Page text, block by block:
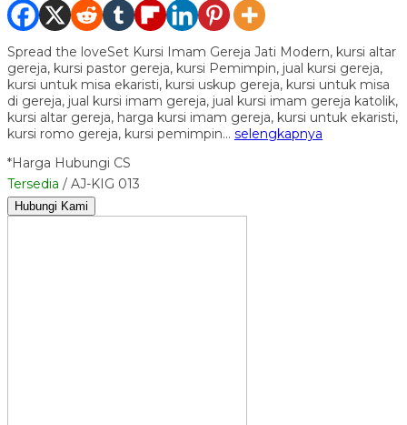
Spread the loveSet Kursi Imam Gereja Jati Modern, kursi altar
gereja, kursi pastor gereja, kursi Pemimpin, jual kursi gereja,
kursi untuk misa ekaristi, kursi uskup gereja, kursi untuk misa
di gereja, jual kursi imam gereja, jual kursi imam gereja katolik,
kursi altar gereja, harga kursi imam gereja, kursi untuk ekaristi,
kursi romo gereja, kursi pemimpin… selengkapnya
*Harga Hubungi CS
Tersedia / AJ-KIG 013
Hubungi Kami